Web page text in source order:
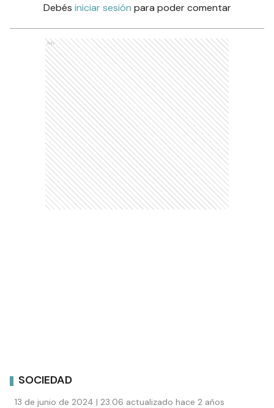
Debés iniciar sesión para poder comentar
Ads
SOCIEDAD
13 de junio de 2024 | 23:06 actualizado hace 2 años